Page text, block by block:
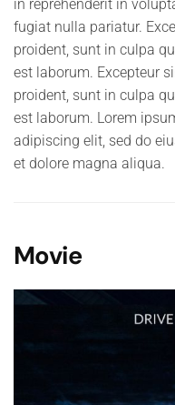
in reprehenderit in
fugiat nulla pariatur.
proident, sunt in culpa
est laborum. Excepteur
proident, sunt in culpa
est laborum. Lorem
adipiscing elit, sed do
et dolore magna aliqua.
Movie